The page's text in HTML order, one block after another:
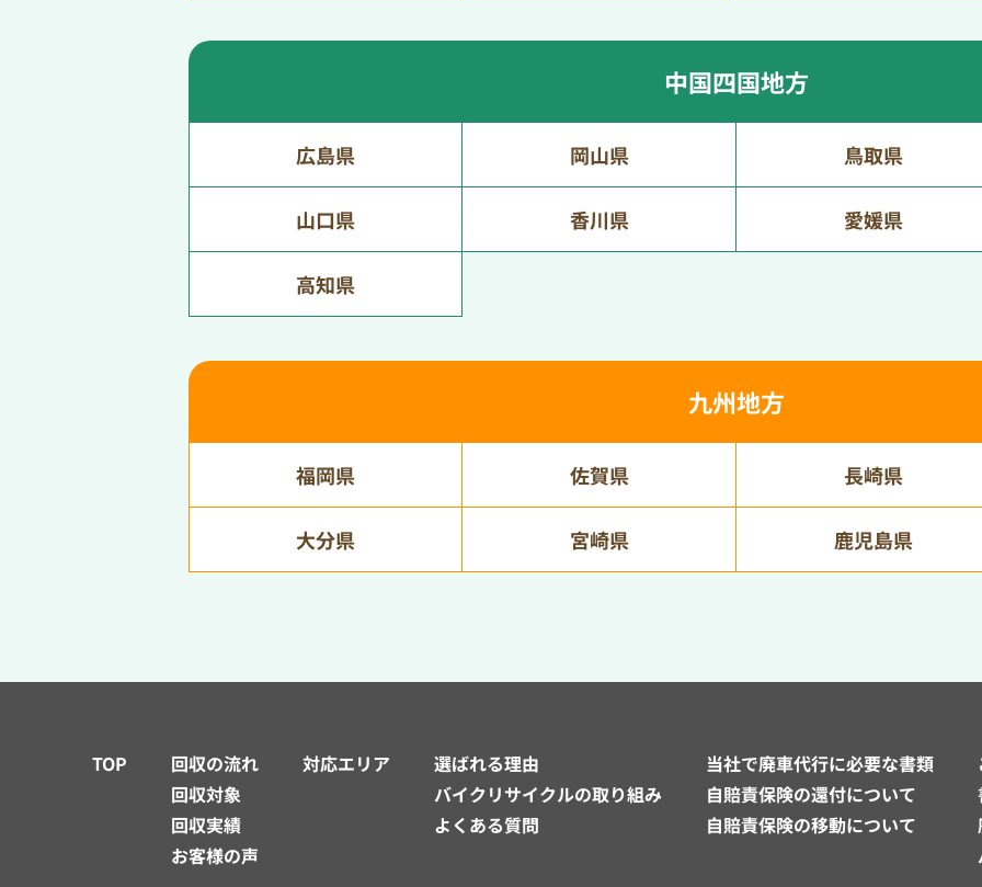
中国四国地方
広島県 岡山県 鳥取県
山口県 香川県 愛媛県
高知県
九州地方
福岡県 佐賀県 長崎県
大分県 宮崎県 鹿児島県
TOP
回収の流れ
回収対象
回収実績
お客様の声
対応エリア
選ばれる理由
バイクリサイクルの取り組み
よくある質問
当社で廃車代行に必要な書類
自賠責保険の還付について
自賠責保険の移動について